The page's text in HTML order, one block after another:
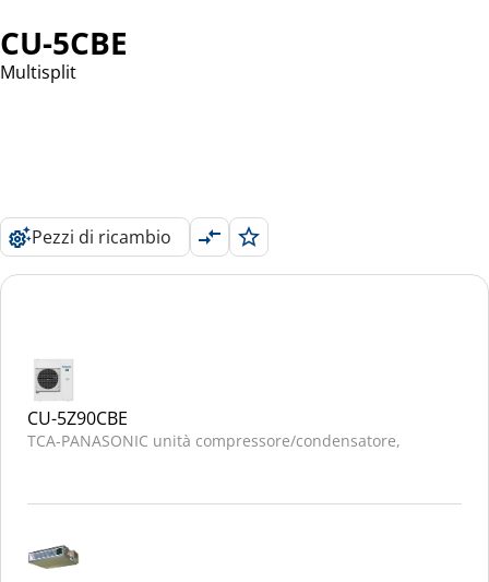
CU-5CBE
Multisplit
Pezzi di ricambio
CU-5Z90CBE
TCA-PANASONIC unità compressore/condensatore,